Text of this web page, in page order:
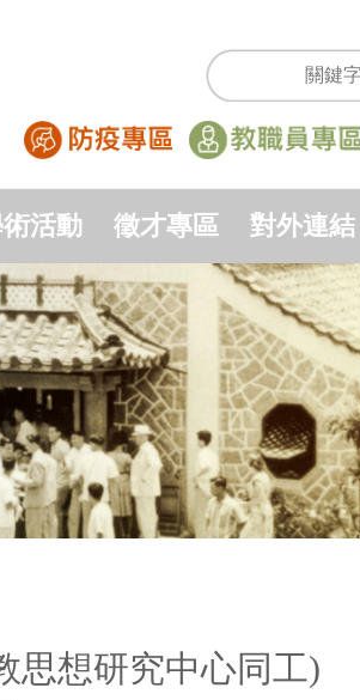
活動 徵才專區 對外連結
想研究中心同工)